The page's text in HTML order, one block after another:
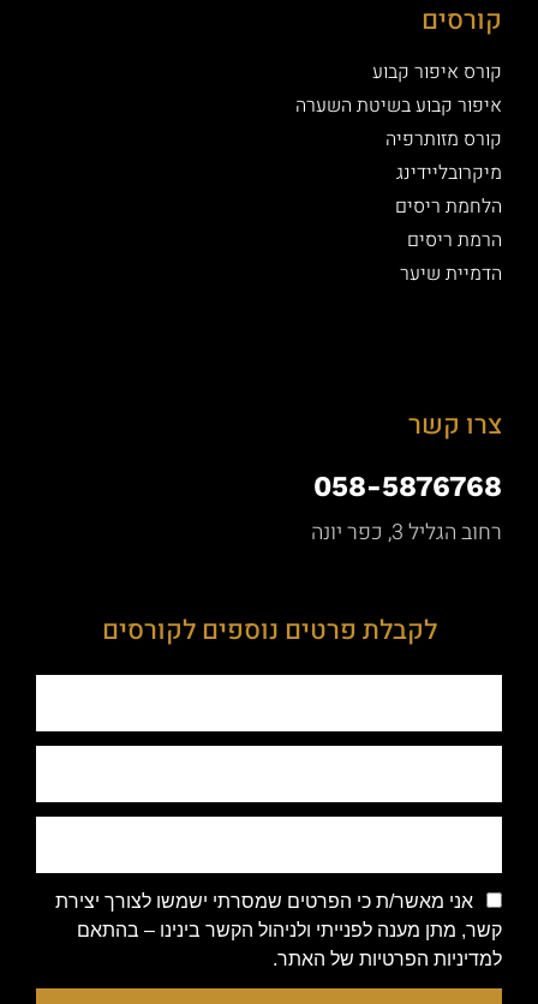
קורסים
קורס איפור קבוע
איפור קבוע בשיטת השערה
קורס מזותרפיה
מיקרובליידינג
הלחמת ריסים
הרמת ריסים
הדמיית שיער
צרו קשר
058-5876768
רחוב הגליל 3, כפר יונה
לקבלת פרטים נוספים לקורסים
אני מאשר/ת כי הפרטים שמסרתי ישמשו לצורך יצירת
קשר, מתן מענה לפנייתי ולניהול הקשר בינינו – בהתאם
למדיניות הפרטיות של האתר.